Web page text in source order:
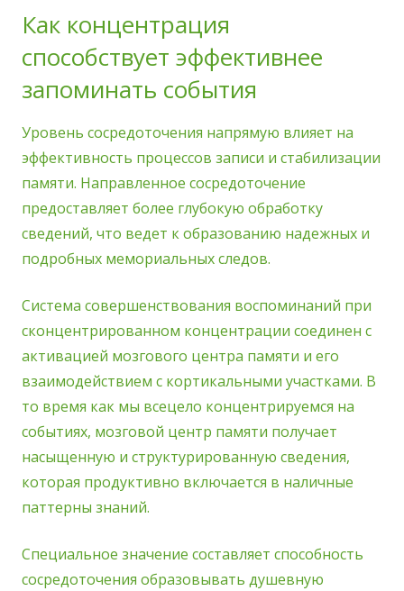
Как концентрация
способствует эффективнее
запоминать события
Уровень сосредоточения напрямую влияет на
эффективность процессов записи и стабилизации
памяти. Направленное сосредоточение
предоставляет более глубокую обработку
сведений, что ведет к образованию надежных и
подробных мемориальных следов.
Система совершенствования воспоминаний при
сконцентрированном концентрации соединен с
активацией мозгового центра памяти и его
взаимодействием с кортикальными участками. В
то время как мы всецело концентрируемся на
событиях, мозговой центр памяти получает
насыщенную и структурированную сведения,
которая продуктивно включается в наличные
паттерны знаний.
Специальное значение составляет способность
сосредоточения образовывать душевную